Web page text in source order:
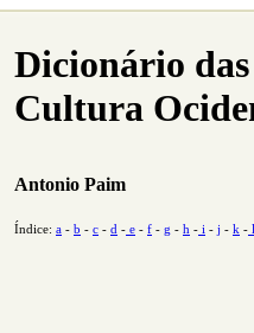
Dicionário
Cultura
Antonio Paim
Índice: a - b - c - d - e - f - g - h - i - j - k - l